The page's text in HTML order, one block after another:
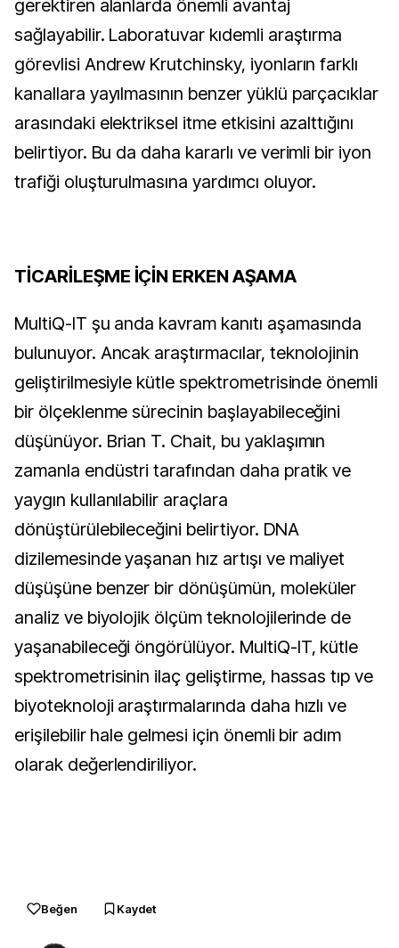
gerektiren alanlarda önemli avantaj
sağlayabilir. Laboratuvar kıdemli araştırma
görevlisi Andrew Krutchinsky, iyonların farklı
kanallara yayılmasının benzer yüklü parçacıklar
arasındaki elektriksel itme etkisini azalttığını
belirtiyor. Bu da daha kararlı ve verimli bir iyon
trafiği oluşturulmasına yardımcı oluyor.
TİCARİLEŞME İÇİN ERKEN AŞAMA
MultiQ-IT şu anda kavram kanıtı aşamasında
bulunuyor. Ancak araştırmacılar, teknolojinin
geliştirilmesiyle kütle spektrometrisinde önemli
bir ölçeklenme sürecinin başlayabileceğini
düşünüyor. Brian T. Chait, bu yaklaşımın
zamanla endüstri tarafından daha pratik ve
yaygın kullanılabilir araçlara
dönüştürülebileceğini belirtiyor. DNA
dizilemesinde yaşanan hız artışı ve maliyet
düşüşüne benzer bir dönüşümün, moleküler
analiz ve biyolojik ölçüm teknolojilerinde de
yaşanabileceği öngörülüyor. MultiQ-IT, kütle
spektrometrisinin ilaç geliştirme, hassas tıp ve
biyoteknoloji araştırmalarında daha hızlı ve
erişilebilir hale gelmesi için önemli bir adım
olarak değerlendiriliyor.
Beğen Kaydet